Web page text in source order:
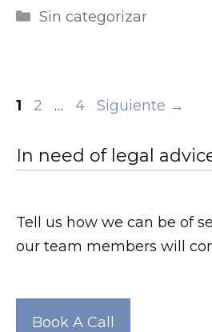
Categorías
Sin categorizar
Navegación
entradas
Página
1 Página
2 … Página
4 Siguiente →
In need of legal
Tell us how we can be of
our team members will
Book A Call